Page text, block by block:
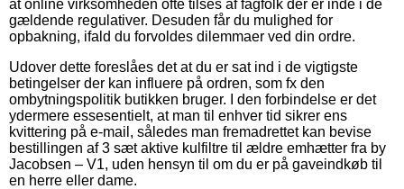
at online virksomheden ofte tilses af fagfolk der er inde i de
gældende regulativer. Desuden får du mulighed for
opbakning, ifald du forvoldes dilemmaer ved din ordre.
Udover dette foreslåes det at du er sat ind i de vigtigste
betingelser der kan influere på ordren, som fx den
ombytningspolitik butikken bruger. I den forbindelse er det
ydermere essesentielt, at man til enhver tid sikrer ens
kvittering på e-mail, således man fremadrettet kan bevise
bestillingen af 3 sæt aktive kulfiltre til ældre emhætter fra by
Jacobsen – V1, uden hensyn til om du er på gaveindkøb til
en herre eller dame.